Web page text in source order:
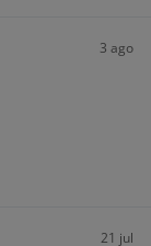
3 ago
21 jul